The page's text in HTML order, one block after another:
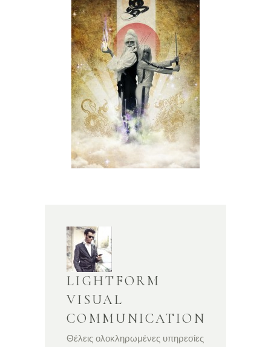
LIGHTFORM
VISUAL
COMMUNICATION
Θέλεις ολοκληρωμένες υπηρεσίες